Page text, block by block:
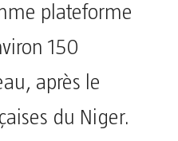
plateforme
150
après le
du Niger.